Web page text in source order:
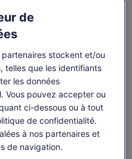
certains endroits
accident personnelle
australienne de
saut en parachute
au-dessus de Byron
de
stockent et/ou
telles que les identifiants
les données
Vous pouvez accepter ou
ci-dessous ou à tout
de confidentialité.
à nos partenaires et
de navigation.